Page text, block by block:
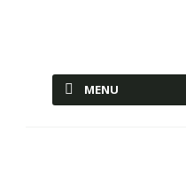
Ashtanga
MENU